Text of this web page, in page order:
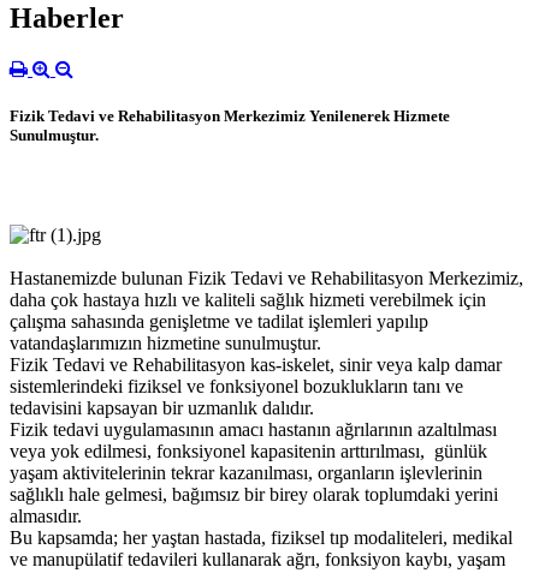
Haberler
Fizik Tedavi ve Rehabilitasyon Merkezimiz Yenilenerek Hizmete
Sunulmuştur.
Hastanemizde bulunan Fizik Tedavi ve Rehabilitasyon Merkezimiz,
daha çok hastaya hızlı ve kaliteli sağlık hizmeti verebilmek için
çalışma sahasında genişletme ve tadilat işlemleri yapılıp
vatandaşlarımızın hizmetine sunulmuştur.
Fizik Tedavi ve Rehabilitasyon kas-iskelet, sinir veya kalp damar
sistemlerindeki fiziksel ve fonksiyonel bozuklukların tanı ve
tedavisini kapsayan bir uzmanlık dalıdır.
Fizik tedavi uygulamasının amacı hastanın ağrılarının azaltılması
veya yok edilmesi, fonksiyonel kapasitenin arttırılması, günlük
yaşam aktivitelerinin tekrar kazanılması, organların işlevlerinin
sağlıklı hale gelmesi, bağımsız bir birey olarak toplumdaki yerini
almasıdır.
Bu kapsamda; her yaştan hastada, fiziksel tıp modaliteleri, medikal
ve manupülatif tedavileri kullanarak ağrı, fonksiyon kaybı, yaşam